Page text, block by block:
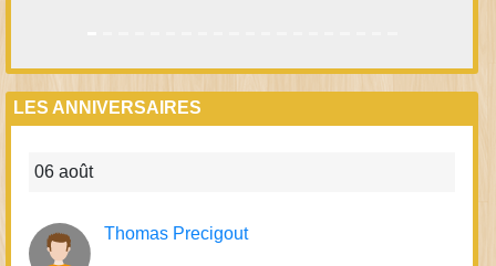
LES ANNIVERSAIRES
06 août
Thomas Precigout